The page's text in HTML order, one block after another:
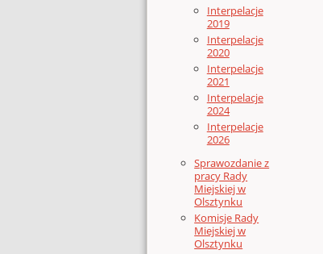
Interpelacje
2019
Interpelacje
2020
Interpelacje
2021
Interpelacje
2024
Interpelacje
2026
Sprawozdanie z
pracy Rady
Miejskiej w
Olsztynku
Komisje Rady
Miejskiej w
Olsztynku